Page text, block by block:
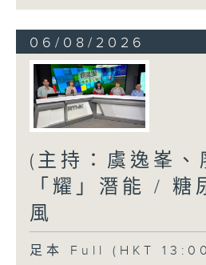
06/08/2026
(主持：虞逸峯、
「耀」潛能 / 糖
風
足本 Full (HKT